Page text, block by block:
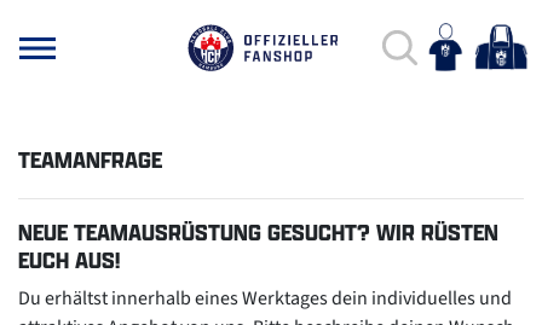
TEAMANFRAGE
NEUE TEAMAUSRÜSTUNG GESUCHT? WIR RÜSTEN
EUCH AUS!
Du erhältst innerhalb eines Werktages dein individuelles und